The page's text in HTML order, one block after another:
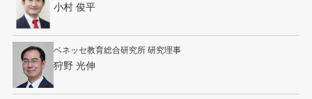
小村 俊平
ベネッセ教育総合研究所 研究理事
狩野 光伸